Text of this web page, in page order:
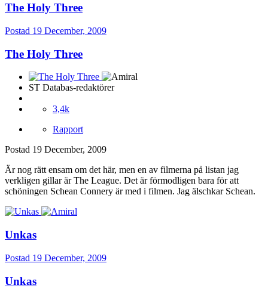
The Holy Three
Postad 19 December, 2009
The Holy Three
ST Databas-redaktörer
3,4k
Rapport
Postad 19 December, 2009
Är nog rätt ensam om det här, men en av filmerna på listan jag
verkligen gillar är The League. Det är förmodligen bara för att
schöningen Schean Connery är med i filmen. Jag älschkar Schean.
Unkas
Postad 19 December, 2009
Unkas